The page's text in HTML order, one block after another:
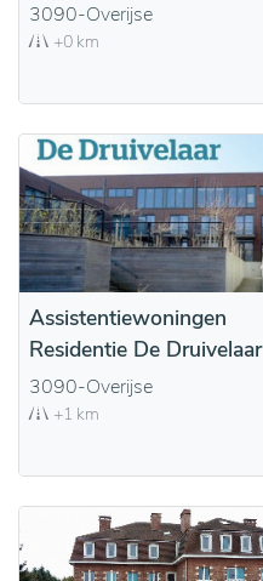
3090-Overijse
+0 km
Assistentiewoningen
Residentie De Druivelaar
3090-Overijse
+1 km